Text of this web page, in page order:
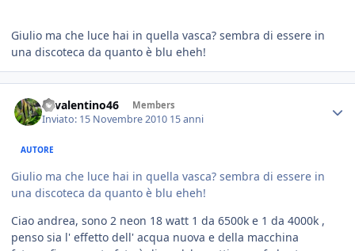
Giulio ma che luce hai in quella vasca? sembra di essere in
una discoteca da quanto è blu eheh!
46valentino46 Members
Inviato: 15 Novembre 2010 15 anni
AUTORE
Giulio ma che luce hai in quella vasca? sembra di essere in
una discoteca da quanto è blu eheh!
Ciao andrea, sono 2 neon 18 watt 1 da 6500k e 1 da 4000k ,
penso sia l' effetto dell' acqua nuova e della macchina